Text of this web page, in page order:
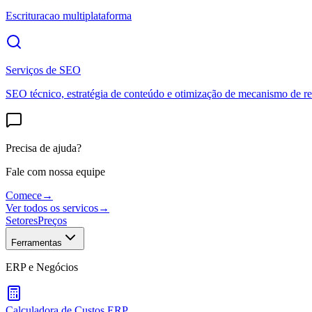
Escrituracao multiplataforma
Serviços de SEO
SEO técnico, estratégia de conteúdo e otimização de mecanismo de
Precisa de ajuda?
Fale com nossa equipe
Comece→
Ver todos os servicos→
SetoresPreços
Ferramentas
ERP e Negócios